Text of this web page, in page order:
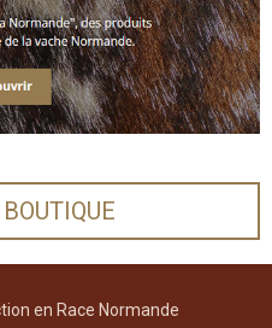
en Race Normande